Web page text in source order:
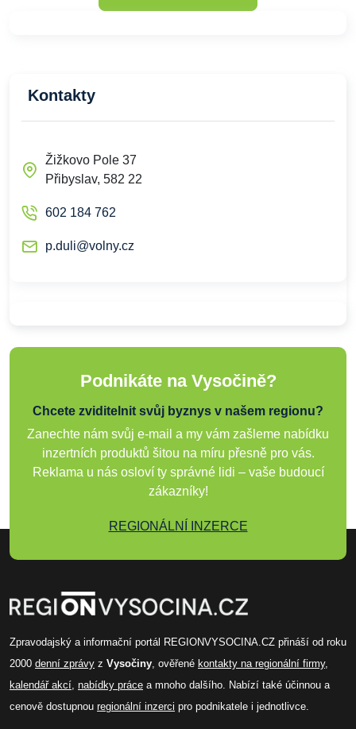
Kontakty
Žižkovo Pole 37
Přibyslav, 582 22
602 184 762
p.duli@volny.cz
Podnikáte na Vysočině?
Chcete zviditelnit svůj byznys v našem regionu?
Zanechte nám svůj e-mail a my vám zašleme nabídku
inzertních produktů šitou na míru přesně pro vás.
Reklama u nás osloví ty správné lidi – vaše budoucí
zákazníky!
REGIONÁLNÍ INZERCE
Zpravodajský a informační portál REGIONVYSOCINA.CZ přináší od roku
2000 denní zprávy z Vysočiny , ověřené kontakty na regionální firmy,
kalendář akcí nabídky práce a mnoho dalšího. Nabízí také účinnou a
cenově dostupnou regionální inzerci pro podnikatele i jednotlivce.